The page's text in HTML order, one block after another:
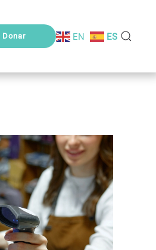
Donar EN ES